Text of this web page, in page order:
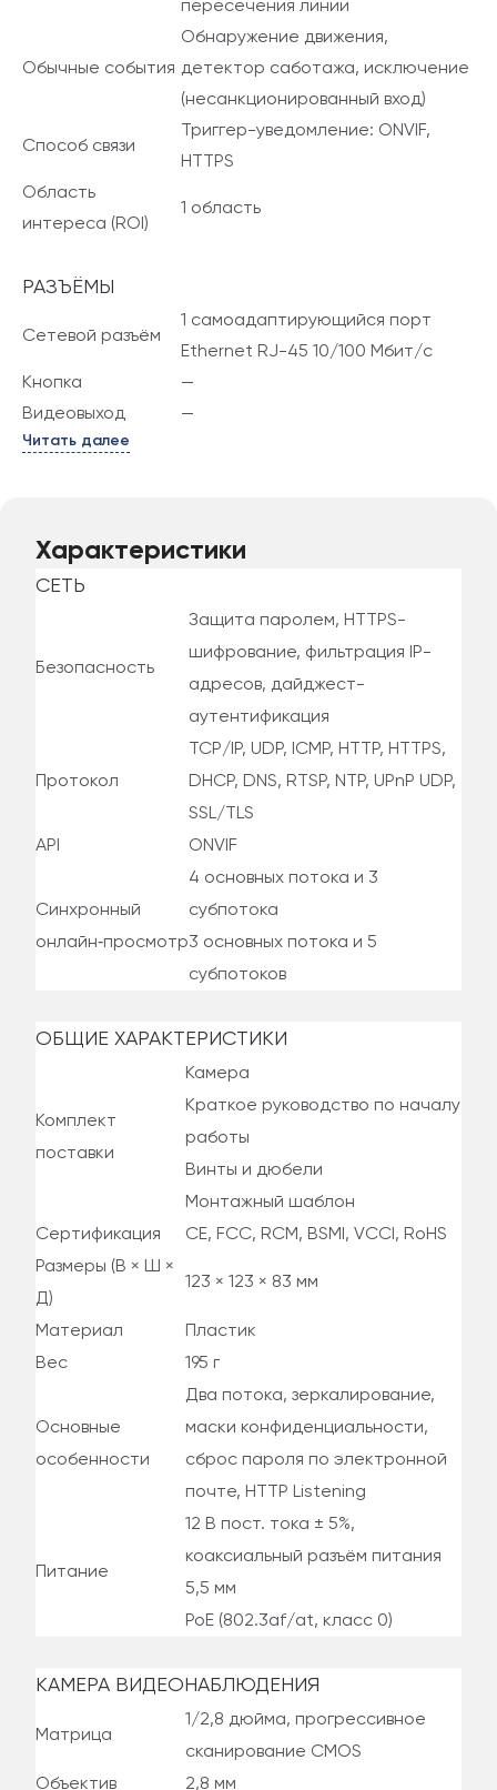
пересечения линии
Обычные события
Обнаружение движения,
детектор саботажа, исключение
(несанкционированный вход)
Способ связи
Триггер-уведомление: ONVIF,
HTTPS
Область
интереса (ROI)
1 область
РАЗЪЁМЫ
Сетевой разъём
1 самоадаптирующийся порт
Ethernet RJ-45 10/100 Мбит/с
Кнопка
—
Видеовыход
—
Читать далее
Характеристики
СЕТЬ
Безопасность
Защита паролем, HTTPS-
шифрование, фильтрация IP-
адресов, дайджест-
аутентификация
Протокол
TCP/IP, UDP, ICMP, HTTP, HTTPS,
DHCP, DNS, RTSP, NTP, UPnP UDP,
SSL/TLS
API
ONVIF
Синхронный
онлайн‑просмотр
4 основных потока и 3
субпотока
3 основных потока и 5
субпотоков
ОБЩИЕ ХАРАКТЕРИСТИКИ
Комплект
поставки
Камера
Краткое руководство по началу
работы
Винты и дюбели
Монтажный шаблон
Сертификация
CE, FCC, RCM, BSMI, VCCI, RoHS
Размеры (В × Ш ×
Д)
123 × 123 × 83 мм
Материал
Пластик
Вес
195 г
Основные
особенности
Два потока, зеркалирование,
маски конфиденциальности,
сброс пароля по электронной
почте, HTTP Listening
Питание
12 В пост. тока ± 5%,
коаксиальный разъём питания
5,5 мм
PoE (802.3af/at, класс 0)
КАМЕРА ВИДЕОНАБЛЮДЕНИЯ
Матрица
1/2,8 дюйма, прогрессивное
сканирование CMOS
Объектив
2,8 мм